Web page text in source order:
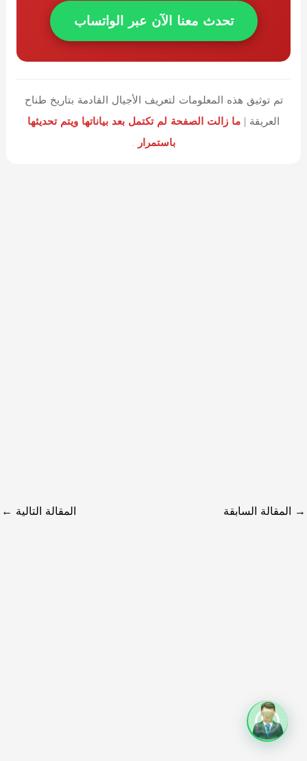
تحدث معنا الآن عبر الواتساب
تم توثيق هذه المعلومات لتعريف الأجيال القادمة بتاريخ طناح
العريقة | ما زالت الصفحة لم تكتمل بعد بياناتها ويتم تحديثها
باستمرار .
→ المقالة السابقة المقالة التالية ←